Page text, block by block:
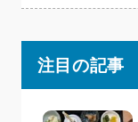
注目の記事